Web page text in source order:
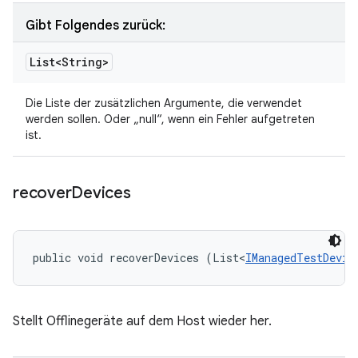
Gibt Folgendes zurück:
List<String>
Die Liste der zusätzlichen Argumente, die verwendet
werden sollen. Oder „null“, wenn ein Fehler aufgetreten
ist.
recoverDevices
public void recoverDevices (List<
Stellt Offlinegeräte auf dem Host wieder her.